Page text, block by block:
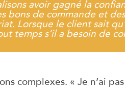
avoir gagné la
bons de commande et des
Lorsque le client sait
temps s’il a besoin de
complexes. « Je n’ai pas